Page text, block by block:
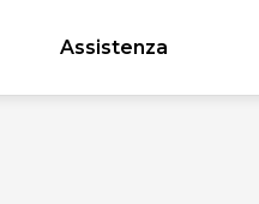
Assistenza